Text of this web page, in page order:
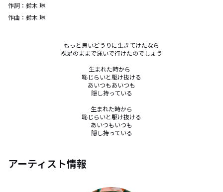
作詞： 鈴木 琳
作曲： 鈴木 琳
もっと思いどうりに生きてけたなら
裸足のままで泳いで行けたのでしょう
生まれた時から
恥じらいと駆け抜ける
あいつもあいつも
隠し持っている
生まれた時から
恥じらいと駆け抜ける
あいつもいつも
隠し持っている
アーティスト情報